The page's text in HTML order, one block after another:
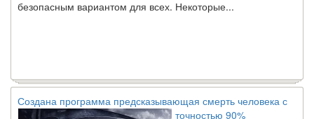
Создана программа предсказывающая смерть человека с
точностью 90%